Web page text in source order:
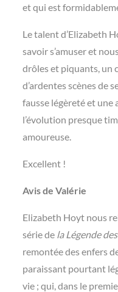
et qui est
Le talent d’Elizabeth
savoir s’amuser et
drôles et piquants, un
d’ardentes scènes de
fausse légèreté et une
l’évolution presque
amoureuse.
Excellent !
Avis de Valérie
Elizabeth Hoyt nous
série de la Légende
remontée des enfers
paraissant pourtant
vie ; qui, dans le